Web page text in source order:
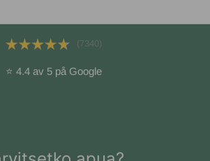
(7340)
⭐ 4.4 av 5 på Google